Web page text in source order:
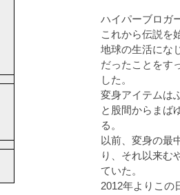
ハイパーブロガ
これから伝説を
地球の生活にな
だったことをす
した。
変身アイテムは
と股間からまば
る。
以前、変身の最
り、それ以来む
ていた。
2012年よりこの